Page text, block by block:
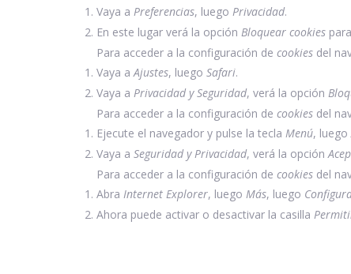
Vaya a Preferencias, luego Privacidad.
En este lugar verá la opción Bloquear cookies
Para acceder a la configuración de cookies del
Vaya aAjustes, luego Safari.
Vaya a Privacidad y Seguridad, verá la opción
Para acceder a la configuración de cookies del
Ejecute el navegador y pulse la tecla Menú, luego
Vaya a Seguridad y Privacidad, verá la opción
Para acceder a la configuración de cookies del
Abra Internet Explorer, luego Más, luego
Ahora puede activar o desactivar la casilla